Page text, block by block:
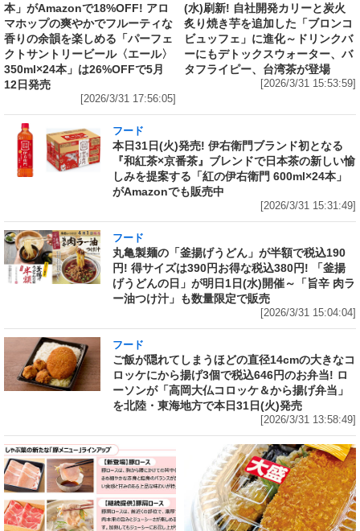
本」がAmazonで18%OFF! アロ
マホップの爽やかでフルーティな
香りの余韻を楽しめる「パーフェ
クトサントリービール〈エール〉
350ml×24本」は26%OFFで5月
12日発売
[2026/3/31 17:56:05]
(水)刷新! 自社開発カリーと炭火
炙り焼き芋を追加した「ブロンコ
ビュッフェ」に進化～ドリンクバ
ーにもデトックスウォーター、バ
タフライピー、台湾茶が登場
[2026/3/31 15:53:59]
フード
本日31日(火)発売! 伊右衛門ブランド初となる
『和紅茶×京番茶』ブレンドで日本茶の新しい愉
しみを提案する「紅の伊右衛門 600ml×24本」
がAmazonでも販売中
[2026/3/31 15:31:49]
フード
丸亀製麺の「釜揚げうどん」が半額で税込190
円! 得サイズは390円お得な税込380円! 「釜揚
げうどんの日」が明日1日(水)開催～「旨辛 肉ラ
ー油つけ汁」も数量限定で販売
[2026/3/31 15:04:04]
フード
ご飯が隠れてしまうほどの直径14cmの大きなコ
ロッケにから揚げ3個で税込646円のお弁当! ロ
ーソンが「高岡大仏コロッケ＆から揚げ弁当」
を北陸・東海地方で本日31日(火)発売
[2026/3/31 13:58:49]